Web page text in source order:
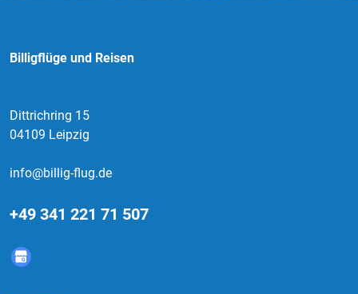
Billigflüge und Reisen
Dittrichring 15
04109 Leipzig
info@billig-flug.de
+49 341 221 71 507